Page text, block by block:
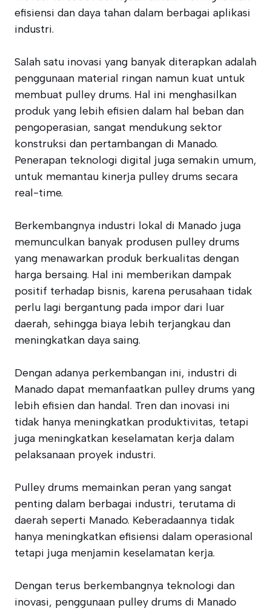
efisiensi dan daya tahan dalam berbagai aplikasi
industri.
Salah satu inovasi yang banyak diterapkan adalah
penggunaan material ringan namun kuat untuk
membuat pulley drums. Hal ini menghasilkan
produk yang lebih efisien dalam hal beban dan
pengoperasian, sangat mendukung sektor
konstruksi dan pertambangan di Manado.
Penerapan teknologi digital juga semakin umum,
untuk memantau kinerja pulley drums secara
real-time.
Berkembangnya industri lokal di Manado juga
memunculkan banyak produsen pulley drums
yang menawarkan produk berkualitas dengan
harga bersaing. Hal ini memberikan dampak
positif terhadap bisnis, karena perusahaan tidak
perlu lagi bergantung pada impor dari luar
daerah, sehingga biaya lebih terjangkau dan
meningkatkan daya saing.
Dengan adanya perkembangan ini, industri di
Manado dapat memanfaatkan pulley drums yang
lebih efisien dan handal. Tren dan inovasi ini
tidak hanya meningkatkan produktivitas, tetapi
juga meningkatkan keselamatan kerja dalam
pelaksanaan proyek industri.
Pulley drums memainkan peran yang sangat
penting dalam berbagai industri, terutama di
daerah seperti Manado. Keberadaannya tidak
hanya meningkatkan efisiensi dalam operasional
tetapi juga menjamin keselamatan kerja.
Dengan terus berkembangnya teknologi dan
inovasi, penggunaan pulley drums di Manado